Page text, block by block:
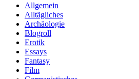
Allgemein
Alltägliches
Archäologie
Blogroll
Erotik
Essays
Fantasy
Film